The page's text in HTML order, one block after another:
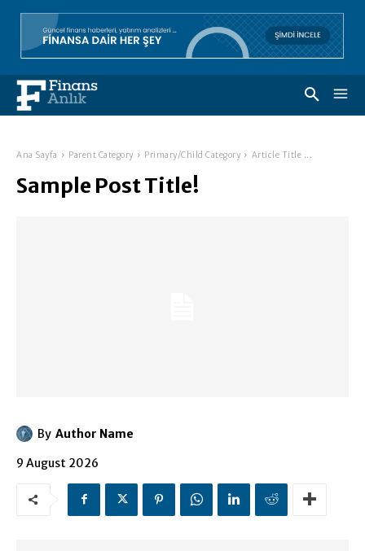
Ana Sayfa Parent Category Primary/Child Category Article Title ...
Sample Post Title!
By Author Name
9 August 2026